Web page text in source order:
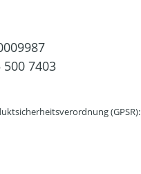
500 7403
(GPSR):